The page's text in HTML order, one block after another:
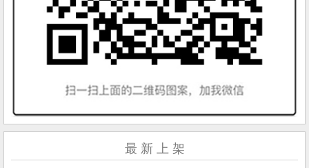
最 新 上 架